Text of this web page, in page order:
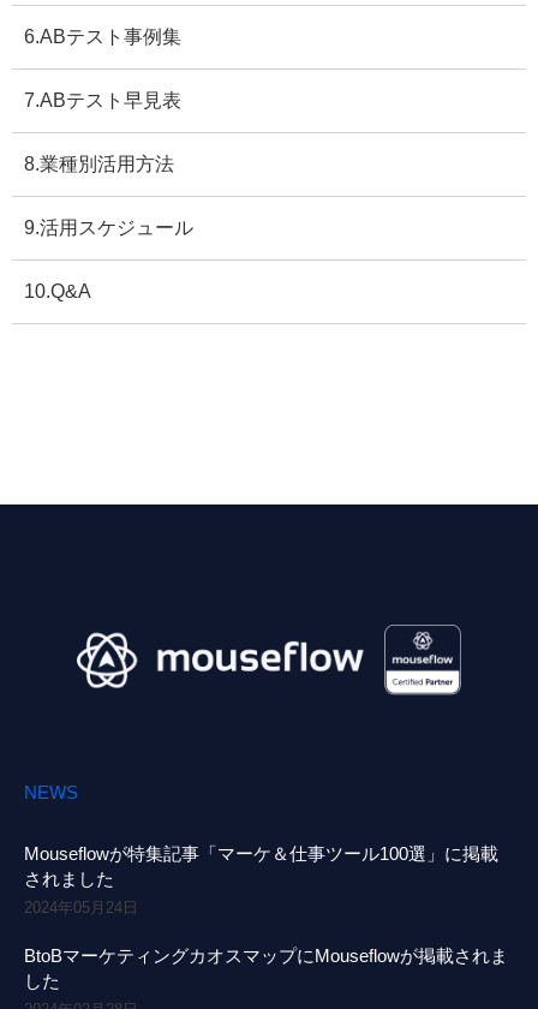
6.ABテスト事例集
7.ABテスト早見表
8.業種別活用方法
9.活用スケジュール
10.Q&A
NEWS
Mouseflowが特集記事「マーケ＆仕事ツール100選」に掲載
されました
2024年05月24日
BtoBマーケティングカオスマップにMouseflowが掲載されま
した